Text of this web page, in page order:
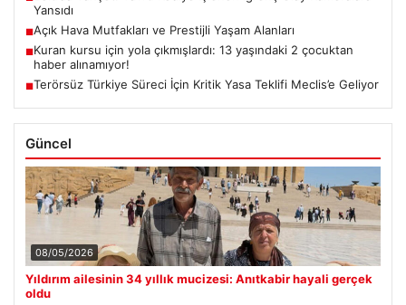
Yansıdı
■Açık Hava Mutfakları ve Prestijli Yaşam Alanları
■Kuran kursu için yola çıkmışlardı: 13 yaşındaki 2 çocuktan
haber alınamıyor!
■Terörsüz Türkiye Süreci İçin Kritik Yasa Teklifi Meclis’e Geliyor
Güncel
08/05/2026
Yıldırım ailesinin 34 yıllık mucizesi: Anıtkabir hayali gerçek
oldu